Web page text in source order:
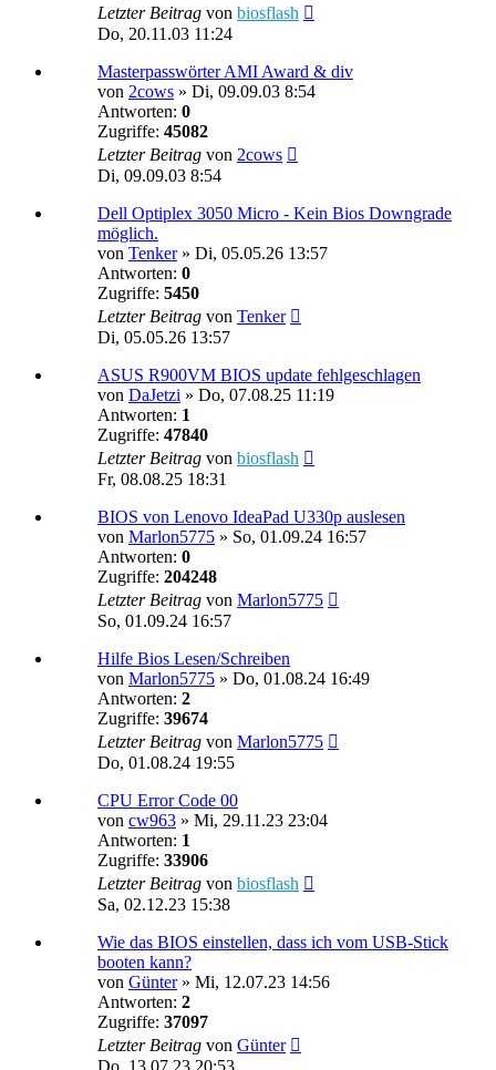
Letzter Beitrag von biosflash
Do, 20.11.03 11:24
Masterpasswörter AMI Award & div
von 2cows » Di, 09.09.03 8:54
Antworten: 0
Zugriffe: 45082
Letzter Beitrag von 2cows
Di, 09.09.03 8:54
Dell Optiplex 3050 Micro - Kein Bios Downgrade
möglich.
von Tenker» Di, 05.05.26 13:57
Antworten: 0
Zugriffe: 5450
Letzter Beitrag von Tenker
Di, 05.05.26 13:57
ASUS R900VM BIOS update fehlgeschlagen
von DaJetzi » Do, 07.08.25 11:19
Antworten: 1
Zugriffe: 47840
Letzter Beitrag von biosflash
Fr, 08.08.25 18:31
BIOS von Lenovo IdeaPad U330p auslesen
von Marlon5775 » So, 01.09.24 16:57
Antworten: 0
Zugriffe: 204248
Letzter Beitrag von Marlon5775
So, 01.09.24 16:57
Hilfe Bios Lesen/Schreiben
von Marlon5775 » Do, 01.08.24 16:49
Antworten: 2
Zugriffe: 39674
Letzter Beitrag von Marlon5775
Do, 01.08.24 19:55
CPU Error Code 00
von cw963 » Mi, 29.11.23 23:04
Antworten: 1
Zugriffe: 33906
Letzter Beitrag von biosflash
Sa, 02.12.23 15:38
Wie das BIOS einstellen, dass ich vom USB-Stick
booten kann?
von Günter» Mi, 12.07.23 14:56
Antworten: 2
Zugriffe: 37097
Letzter Beitrag von Günter
Do, 13.07.23 20:53